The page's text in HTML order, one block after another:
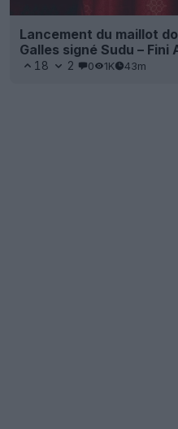
Lancement du maillot
Galles signé Sudu – Fini
18 2 0 1K 43m